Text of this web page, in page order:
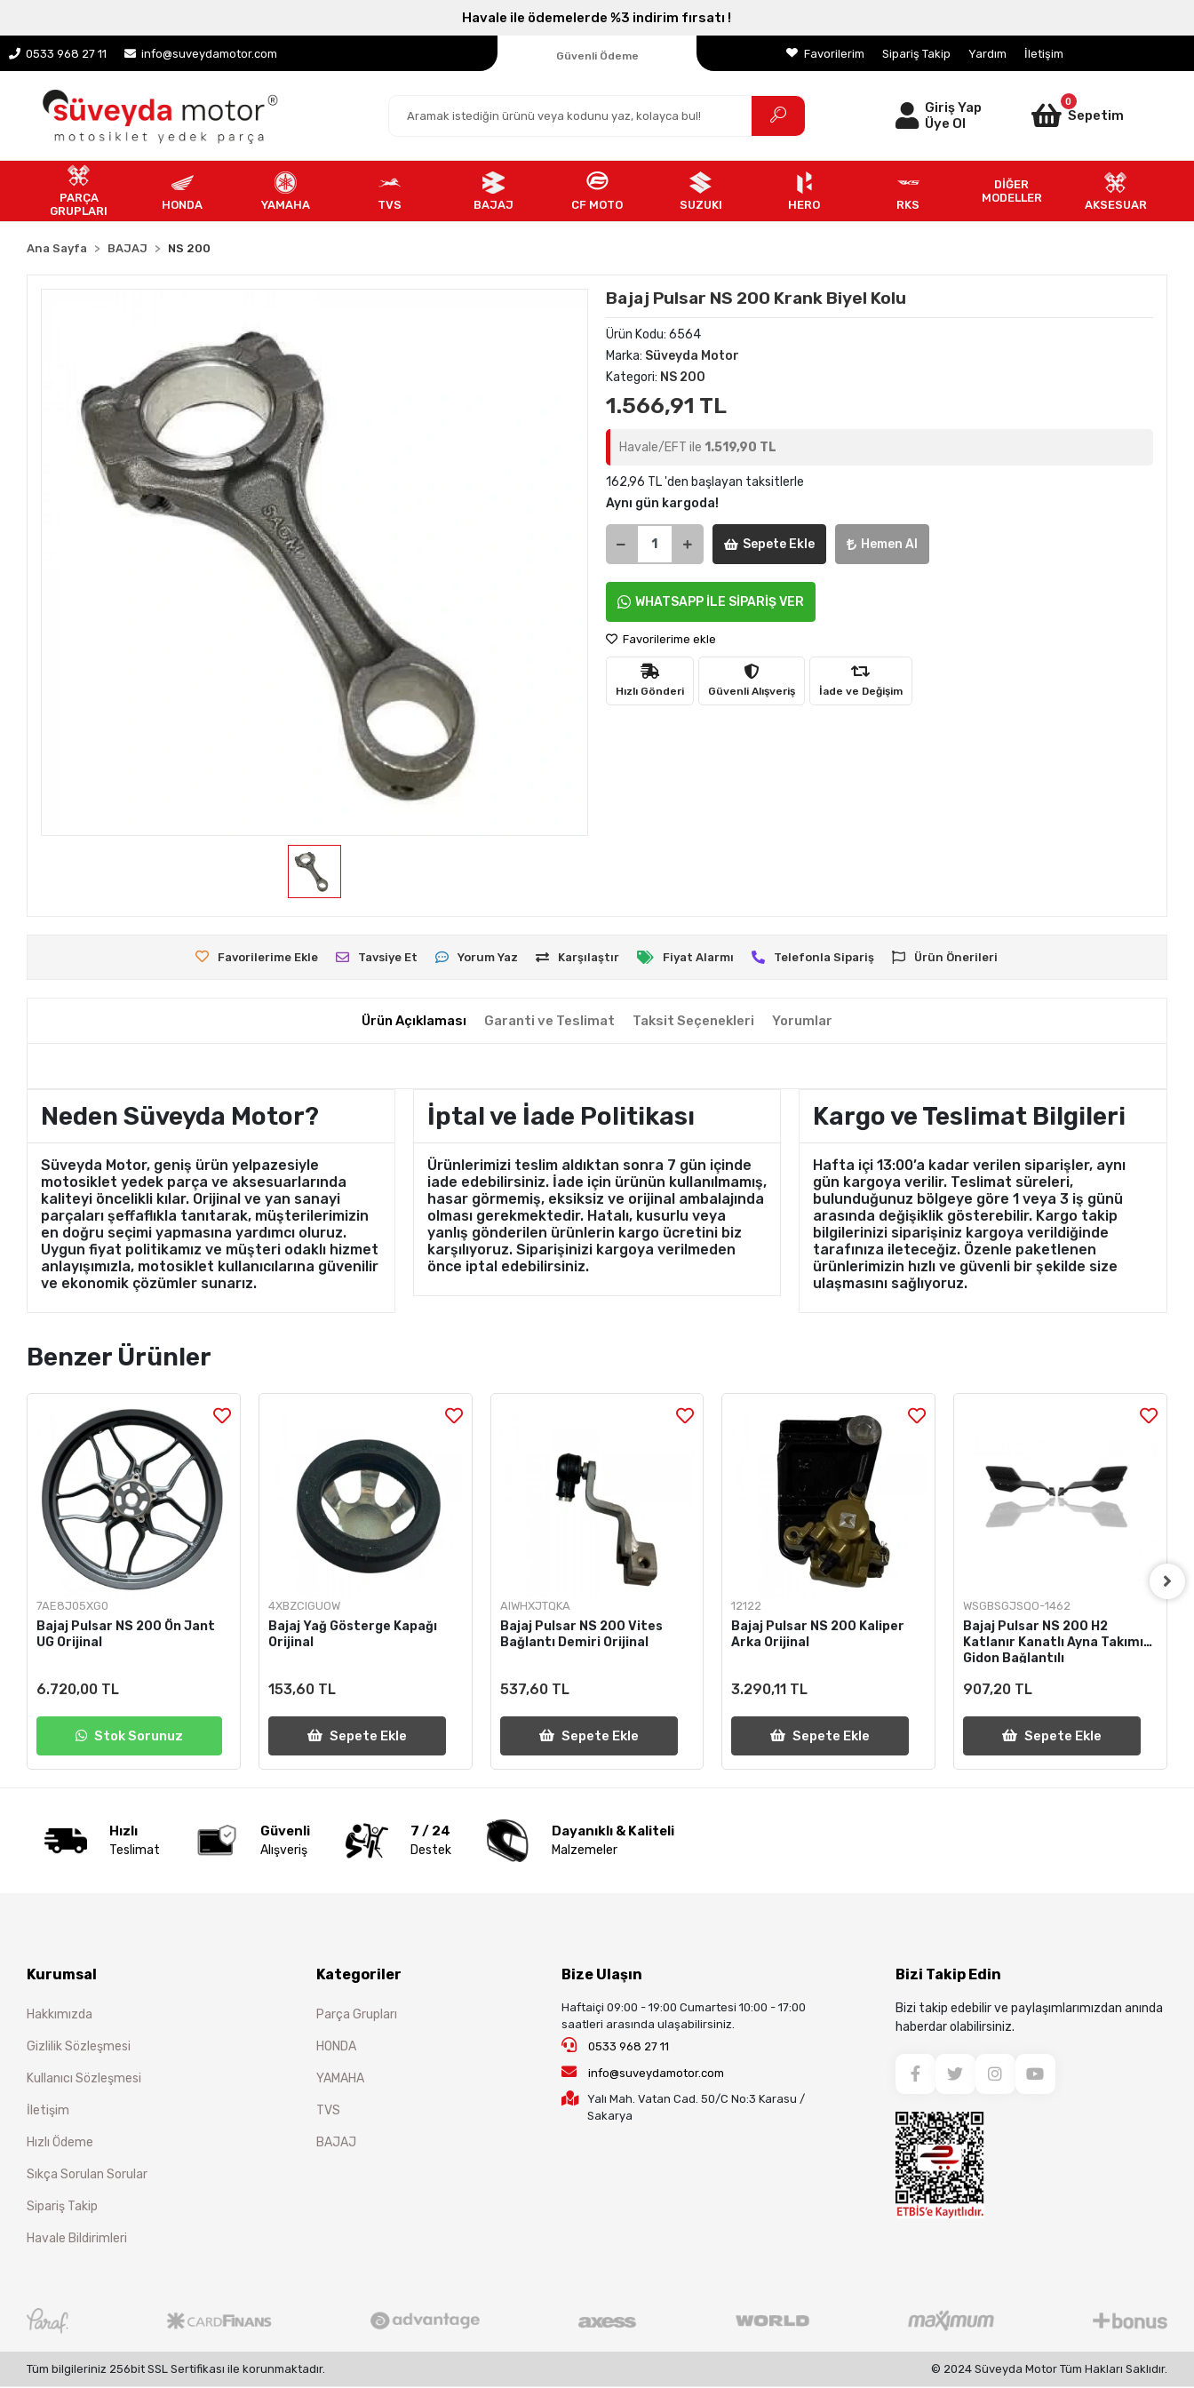
Havale ile ödemelerde %3 indirim fırsatı !
0533 968 27 11 info@suveydamotor.com
Parçanızın Online Adresi
Güvenli Ödeme
Favorilerim Sipariş Takip Yardım İletişim
Giriş Yap
Üye Ol
0
Sepetim
PARÇA
GRUPLARI
HONDA YAMAHA TVS BAJAJ CF MOTO SUZUKI HERO RKS
DİĞER
MODELLER
AKSESUAR
Ana Sayfa BAJAJ NS 200
Bajaj Pulsar NS 200 Krank Biyel Kolu
Ürün Kodu: 6564
Marka: Süveyda Motor
Kategori: NS 200
1.566,91 TL
Havale/EFT ile 1.519,90 TL
162,96 TL 'den başlayan taksitlerle
Aynı gün kargoda!
Sepete Ekle Hemen Al
WHATSAPP İLE SİPARİŞ VER
Favorilerime ekle
Hızlı Gönderi Güvenli Alışveriş İade ve Değişim
Favorilerime Ekle Tavsiye Et Yorum Yaz Karşılaştır Fiyat Alarmı Telefonla Sipariş Ürün Önerileri
Ürün Açıklaması Garanti ve Teslimat Taksit Seçenekleri Yorumlar
Neden Süveyda Motor?
Süveyda Motor, geniş ürün yelpazesiyle
motosiklet yedek parça ve aksesuarlarında
kaliteyi öncelikli kılar. Orijinal ve yan sanayi
parçaları şeffaflıkla tanıtarak, müşterilerimizin
en doğru seçimi yapmasına yardımcı oluruz.
Uygun fiyat politikamız ve müşteri odaklı hizmet
anlayışımızla, motosiklet kullanıcılarına güvenilir
ve ekonomik çözümler sunarız.
İptal ve İade Politikası
Ürünlerimizi teslim aldıktan sonra 7 gün içinde
iade edebilirsiniz. İade için ürünün kullanılmamış,
hasar görmemiş, eksiksiz ve orijinal ambalajında
olması gerekmektedir. Hatalı, kusurlu veya
yanlış gönderilen ürünlerin kargo ücretini biz
karşılıyoruz. Siparişinizi kargoya verilmeden
önce iptal edebilirsiniz.
Kargo ve Teslimat Bilgileri
Hafta içi 13:00’a kadar verilen siparişler, aynı
gün kargoya verilir. Teslimat süreleri,
bulunduğunuz bölgeye göre 1 veya 3 iş günü
arasında değişiklik gösterebilir. Kargo takip
bilgilerinizi siparişiniz kargoya verildiğinde
tarafınıza ileteceğiz. Özenle paketlenen
ürünlerimizin hızlı ve güvenli bir şekilde size
ulaşmasını sağlıyoruz.
Benzer Ürünler
Stok Sorunuz
7AE8J05XG0
Bajaj Pulsar NS 200 Ön Jant
UG Orijinal
6.720,00 TL
Stok Sorunuz
4XBZCIGUOW
Bajaj Yağ Gösterge Kapağı
Orijinal
153,60 TL
Sepete Ekle
AIWHXJTQKA
Bajaj Pulsar NS 200 Vites
Bağlantı Demiri Orijinal
537,60 TL
Sepete Ekle
12122
Bajaj Pulsar NS 200 Kaliper
Arka Orijinal
3.290,11 TL
Sepete Ekle
WSGBSGJSQO-1462
Bajaj Pulsar NS 200 H2
Katlanır Kanatlı Ayna Takımı
Gidon Bağlantılı
907,20 TL
Sepete Ekle
Hızlı
Teslimat
Güvenli
Alışveriş
7 / 24
Destek
Dayanıklı & Kaliteli
Malzemeler
Kurumsal
Hakkımızda
Gizlilik Sözleşmesi
Kullanıcı Sözleşmesi
İletişim
Hızlı Ödeme
Sıkça Sorulan Sorular
Sipariş Takip
Havale Bildirimleri
Kategoriler
Parça Grupları
HONDA
YAMAHA
TVS
BAJAJ
Bize Ulaşın
Haftaiçi 09:00 - 19:00 Cumartesi 10:00 - 17:00
saatleri arasında ulaşabilirsiniz.
0533 968 27 11
info@suveydamotor.com
Yalı Mah. Vatan Cad. 50/C No:3 Karasu /
Sakarya
Bizi Takip Edin
Bizi takip edebilir ve paylaşımlarımızdan anında
haberdar olabilirsiniz.
Tüm bilgileriniz 256bit SSL Sertifikası ile korunmaktadır. © 2024 Süveyda Motor Tüm Hakları Saklıdır.